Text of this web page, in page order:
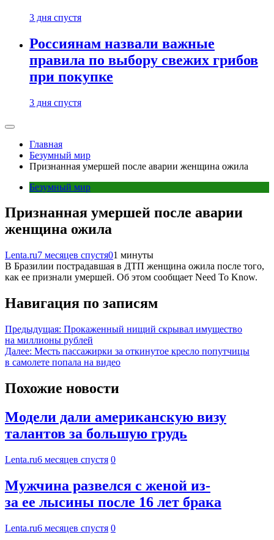
3 дня спустя
Россиянам назвали важные
правила по выбору свежих грибов
при покупке
3 дня спустя
Главная
Безумный мир
Признанная умершей после аварии женщина ожила
Безумный мир
Признанная умершей после аварии
женщина ожила
Lenta.ru7 месяцев спустя01 минуты
В Бразилии пострадавшая в ДТП женщина ожила после того,
как ее признали умершей. Об этом сообщает Need To Know.
Навигация по записям
Предыдущая: Прокаженный нищий скрывал имущество
на миллионы рублей
Далее: Месть пассажирки за откинутое кресло попутчицы
в самолете попала на видео
Похожие новости
Модели дали американскую визу
талантов за большую грудь
Lenta.ru6 месяцев спустя 0
Мужчина развелся с женой из-
за ее лысины после 16 лет брака
Lenta.ru6 месяцев спустя 0